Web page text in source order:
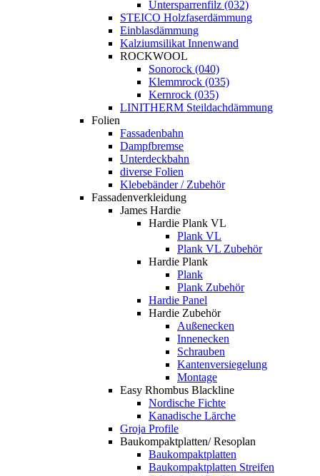
Untersparrenfilz (032)
STEICO Holzfaserdämmung
Einblasdämmung
Kalziumsilikat Innenwand
ROCKWOOL
Sonorock (040)
Klemmrock (035)
Kernrock (035)
LINITHERM Steildachdämmung
Folien
Fassadenbahn
Dampfbremse
Unterdeckbahn
diverse Folien
Klebebänder / Zubehör
Fassadenverkleidung
James Hardie
Hardie Plank VL
Plank VL
Plank VL Zubehör
Hardie Plank
Plank
Plank Zubehör
Hardie Panel
Hardie Zubehör
Außenecken
Innenecken
Schrauben
Kantenversiegelung
Montage
Easy Rhombus Blackline
Nordische Fichte
Kanadische Lärche
Groja Profile
Baukompaktplatten/ Resoplan
Baukompaktplatten
Baukompaktplatten Streifen